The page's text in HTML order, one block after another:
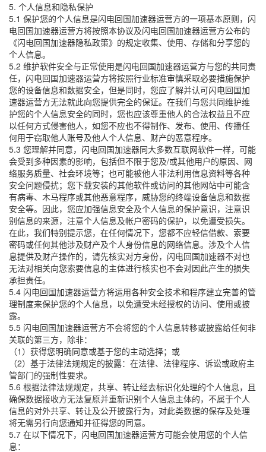
5. 个人信息和隐私保护
5.1 保护您的个人信息是闪电回国加速器运营方的一项基本原则，闪
电回国加速器运营方将按照本协议及闪电回国加速器运营方公布的
《闪电回国加速器隐私政策》的规定收集、使用、存储和分享您的
个人信息。
5.2 维护软件安全与正常使用是闪电回国加速器运营方与您的共同责
任，闪电回国加速器运营方将按照行业标准审慎采取必要措施保护
您的设备信息和数据安全，但是同时，您应了解并认可闪电回国加
速器运营方无法就此向您提供完全的保证。在我们与您共同维护维
护您的个人信息安全的同时，您也应该尊重他人的合法权益且不应
以任何方式侵害他人，如您不应也不得制作、发布、使用、传播任
何用于窃取他人账号及他人个人信息、财产的恶意程序。
5.3 您理解并同意，闪电回国加速器同大多数互联网软件一样，可能
会受到多种因素的影响，包括但不限于您及/或其他用户的原因、网
络服务质量、社会环境等；也可能被他人非法利用信息资料等各种
安全问题侵扰；您下载安装的其他软件或访问的其他网站中可能含
有病毒、木马程序或其他恶意程序，威胁您的终端设备信息和数据
安全等。因此，您应加强信息安全及个人信息的保护意识，注意识
别信息的来源，注意个人信息及帐户密码的保护，以免遭受损失。
在此，我们特别提示您，在任何情况下，您都不应轻信借款、索要
密码或任何其他涉及财产及个人身份信息的网络信息。涉及个人信
息提供及财产操作的，请先核实对方身份，闪电回国加速器不对也
无法对相关向您索要信息的主体进行核实也不会对因此产生的损失
承担责任。
5.4 闪电回国加速器运营方将运用各种安全技术和程序建立完善的管
理制度来保护您的个人信息，以免遭受未经授权的访问、使用或披
露。
5.5 闪电回国加速器运营方不会将您的个人信息转移或披露给任何非
关联的第三方，除非：
（1）获得您明确同意或基于您的主动选择；或
（2）基于法律法规规定的披露：在法律、法律程序、诉讼或政府主
管部门的强制性要求。
5.6 根据法律法规规定，共享、转让经去标识化处理的个人信息，且
确保数据接收方无法复原并重新识别个人信息主体的，不属于个人
信息的对外共享、转让及公开披露行为，对此类数据的保存及处理
将无需另行向您通知并征得您的同意。
5.7 在以下情况下，闪电回国加速器运营方可能会使用您的个人信
息：